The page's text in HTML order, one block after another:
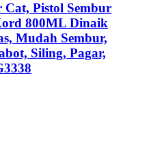
Cat, Pistol Sembur
800ML Dinaik
Mudah Sembur,
Siling, Pagar,